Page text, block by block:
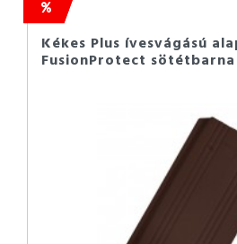
Kékes Plus ívesvágású
FusionProtect sötétbarna